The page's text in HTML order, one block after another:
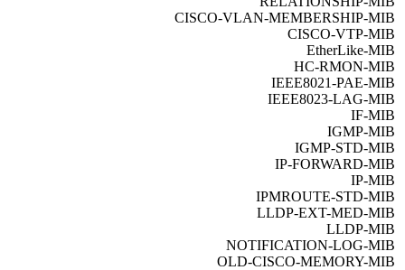
CISCO-VLAN-MEMBERSHIP-MIB
CISCO-VTP-MIB
EtherLike-MIB
HC-RMON-MIB
IEEE8021-PAE-MIB
IEEE8023-LAG-MIB
IF-MIB
IGMP-MIB
IGMP-STD-MIB
IP-FORWARD-MIB
IP-MIB
IPMROUTE-STD-MIB
LLDP-EXT-MED-MIB
LLDP-MIB
NOTIFICATION-LOG-MIB
OLD-CISCO-MEMORY-MIB